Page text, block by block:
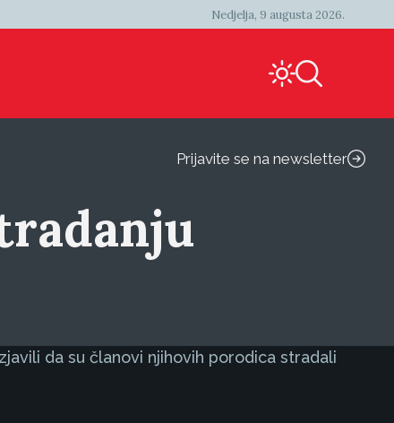
Nedjelja, 9 augusta 2026.
Prijavite se na newsletter
da su članovi njihovih porodica stradali